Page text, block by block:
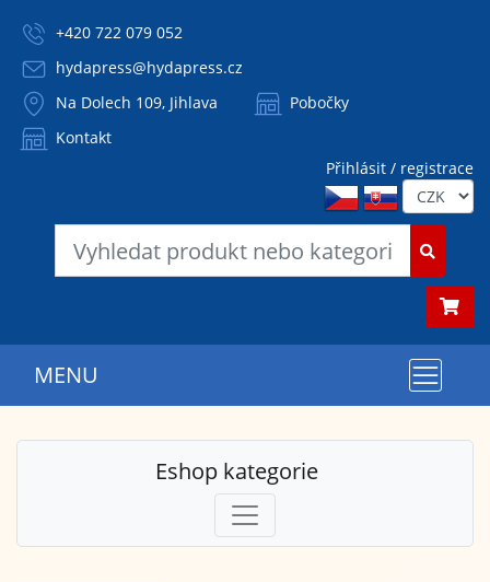
+420 722 079 052
hydapress@hydapress.cz
Na Dolech 109, Jihlava
Pobočky
Kontakt
Přihlásit / registrace
MENU
Eshop kategorie